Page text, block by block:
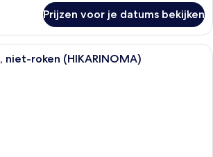
Prijzen voor je datums bekijken
Een traditioneel Japans gebouw
roken (HIKARINOMA)